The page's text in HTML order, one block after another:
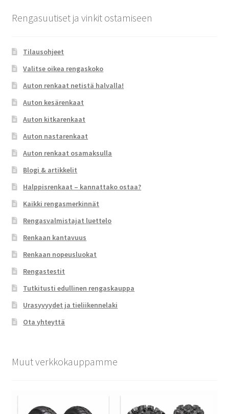
Rengasuutiset ja vinkit ostamiseen
Tilausohjeet
Valitse oikea rengaskoko
Auton renkaat netistä halvalla!
Auton kesärenkaat
Auton kitkarenkaat
Auton nastarenkaat
Auton renkaat osamaksulla
Blogi & artikkelit
Halppisrenkaat – kannattako ostaa?
Kaikki rengasmerkinnät
Rengasvalmistajat luettelo
Renkaan kantavuus
Renkaan nopeusluokat
Rengastestit
Tutkitusti edullinen rengaskauppa
Urasyvyydet ja tieliikennelaki
Ota yhteyttä
Muut verkkokauppamme